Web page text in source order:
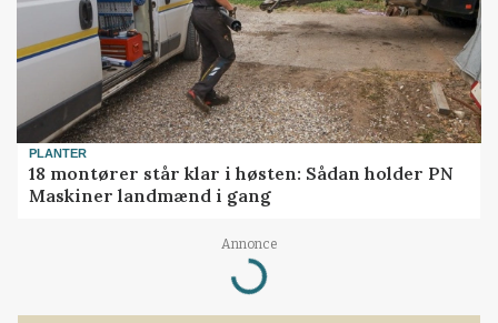
PLANTER
18 montører står klar i høsten: Sådan holder PN
Maskiner landmænd i gang
Annonce
Loading...